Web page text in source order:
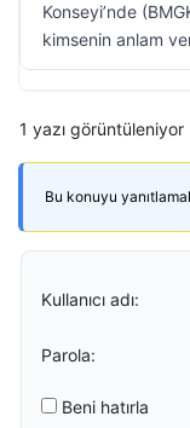
Konseyi’nde
kimsenin anlam
1 yazı görüntüleniyor
Bu konuyu
Kullanıcı adı:
Parola:
Beni hatırla